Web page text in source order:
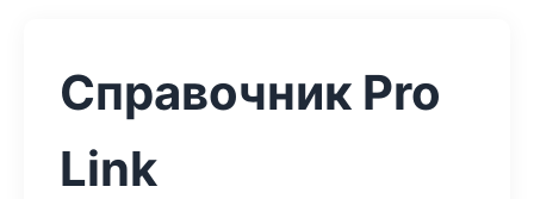
Справочник Pro
Link